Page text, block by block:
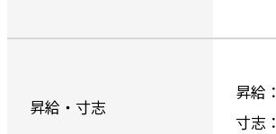
昇給・寸志
昇給
寸志